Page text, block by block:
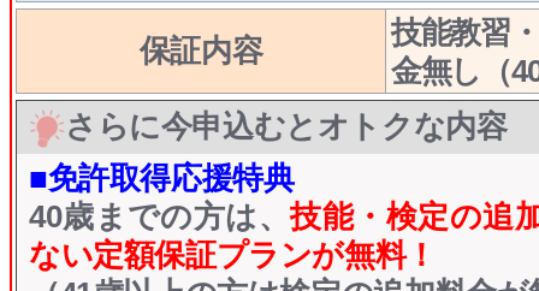
保証内容
技能教習
金無し（
さらに今申込むとオトクな内容
■免許取得応援特典
40歳までの方は、技能・検定の追
ない定額保証プランが無料！